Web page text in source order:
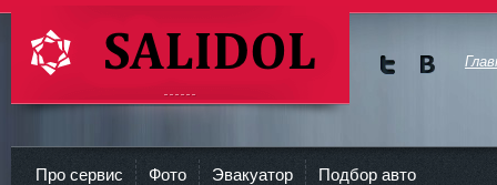
СТО Салидол | salidol в СПб и ЛО
Про сервис Фото Эвакуатор Подбор авто